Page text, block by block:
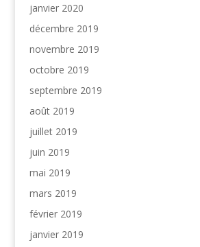
janvier 2020
décembre 2019
novembre 2019
octobre 2019
septembre 2019
août 2019
juillet 2019
juin 2019
mai 2019
mars 2019
février 2019
janvier 2019